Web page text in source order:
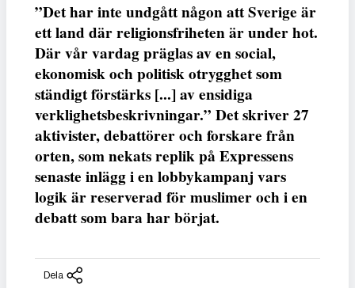
”Det har inte undgått någon att Sverige är
ett land där religionsfriheten är under hot.
Där vår vardag präglas av en social,
ekonomisk och politisk otrygghet som
ständigt förstärks [...] av ensidiga
verklighetsbeskrivningar.” Det skriver 27
aktivister, debattörer och forskare från
orten, som nekats replik på Expressens
senaste inlägg i en lobbykampanj vars
logik är reserverad för muslimer och i en
debatt som bara har börjat.
Dela